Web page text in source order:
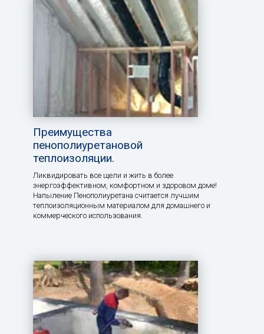
Преимущества
пенополиуретановой
теплоизоляции.
Ликвидировать все щели и жить в более
энергоэффективном, комфортном и здоровом доме!
Напыление Пенополиуретана считается лучшим
теплоизоляционным материалом для домашнего и
коммерческого использования.